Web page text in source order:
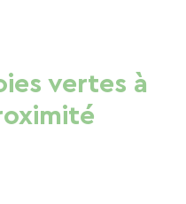
vertes à